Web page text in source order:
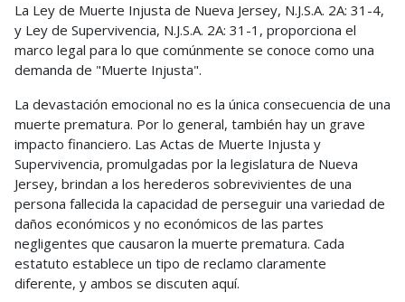
La Ley de Muerte Injusta de Nueva Jersey, N.J.S.A. 2A: 31-4,
y Ley de Supervivencia, N.J.S.A. 2A: 31-1, proporciona el
marco legal para lo que comúnmente se conoce como una
demanda de "Muerte Injusta".
La devastación emocional no es la única consecuencia de una
muerte prematura. Por lo general, también hay un grave
impacto financiero. Las Actas de Muerte Injusta y
Supervivencia, promulgadas por la legislatura de Nueva
Jersey, brindan a los herederos sobrevivientes de una
persona fallecida la capacidad de perseguir una variedad de
daños económicos y no económicos de las partes
negligentes que causaron la muerte prematura. Cada
estatuto establece un tipo de reclamo claramente
diferente, y ambos se discuten aquí.